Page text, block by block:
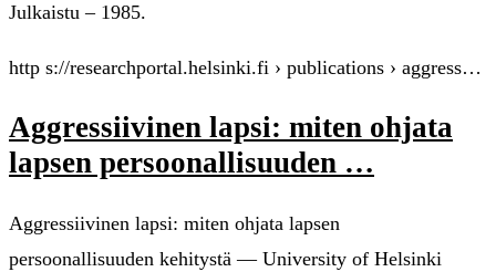
Julkaistu – 1985.
http s://researchportal.helsinki.fi › publications › aggress…
Aggressiivinen lapsi: miten ohjata
lapsen persoonallisuuden …
Aggressiivinen lapsi: miten ohjata lapsen
persoonallisuuden kehitystä — University of Helsinki